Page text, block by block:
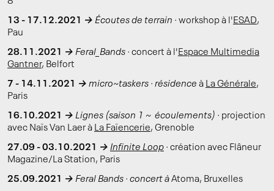
13 - 17.12.2021
→ Écoutes de terrain · workshop à l'ESAD,
Pau
28.11.2021
→ Feral_Bands · concert à l'Espace Multimedia
Gantner, Belfort
7 - 14.11.2021
→ micro~taskers · résidence à La Générale,
Paris
16.10.2021
→ Lignes (saison 1 ~ écoulements) · projection
avec Naïs Van Laer à La Faïencerie, Grenoble
27.09 - 03.10.2021
→ Infinite Loop · création avec Flâneur
Magazine/La Station, Paris
25.09.2021
→ Feral Bands · concert àAtoma, Bruxelles